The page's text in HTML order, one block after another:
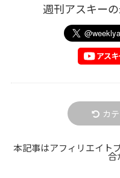
週刊アスキー
カ
本記事はアフィリエイト
合